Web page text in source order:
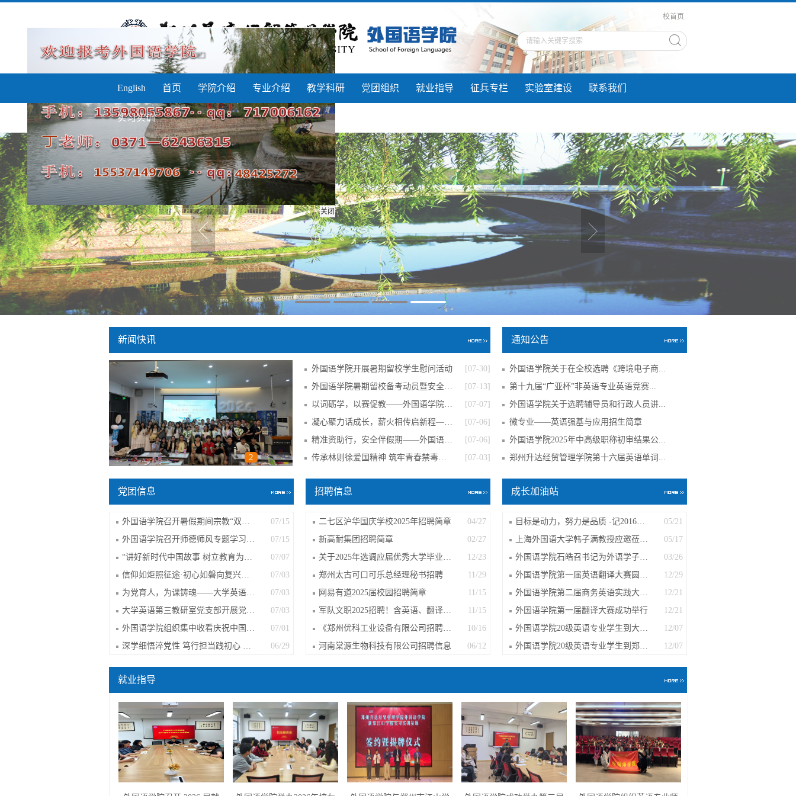
校首页
English 首页 学院介绍 专业介绍 教学科研 党团组织 就业指导 征兵专栏 实验室建设 联系我们
实习实训
新闻快讯
1 2 3 4
[07-30]
外国语学院开展暑期留校学生慰问活动
[07-13]
[07-07]
[07-06]
[07-06]
[07-03]
通知公告
外国语学院关于在全校选聘《跨境电子商...
第十九届“广亚杯”非英语专业英语竞赛...
外国语学院关于选聘辅导员和行政人员讲...
微专业——英语强基与应用招生简章
外国语学院2025年中高级职称初审结果公...
郑州升达经贸管理学院第十六届英语单词...
党团信息
07/15
07/15
07/07
07/03
07/03
07/03
07/01
06/29
招聘信息
04/27
二七区沪华国庆学校2025年招聘简章
02/27
新高耐集团招聘简章
12/23
11/29
郑州太古可口可乐总经理秘书招聘
11/15
网易有道2025届校园招聘简章
11/15
10/16
06/12
河南棠源生物科技有限公司招聘信息
成长加油站
05/21
05/17
03/26
12/29
12/21
12/21
外国语学院第一届翻译大赛成功举行
12/07
12/07
就业指导
关闭